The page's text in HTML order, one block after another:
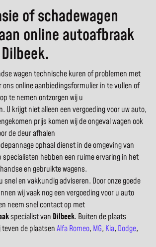
of schadewagen
online autoafbraak
wagen technische kuren of problemen met
ons online aanbiedingsformulier in te vullen of
te nemen ontzorgen wij u
U krijgt niet alleen een vergoeding voor uw auto,
prijs komen wij de ongeval wagen ook
de deur afhalen
ophaal dienst in de omgeving van
specialisten hebben een ruime ervaring in het
en gebruikte wagens.
snel en vakkundig adviseren. Door onze goede
wij vaak nog een vergoeding voor u auto
neem snel contact op met
specialist van Dilbeek. Buiten de plaats
teven de plaatsenAlfa Romeo, MG, Kia, Dodge,